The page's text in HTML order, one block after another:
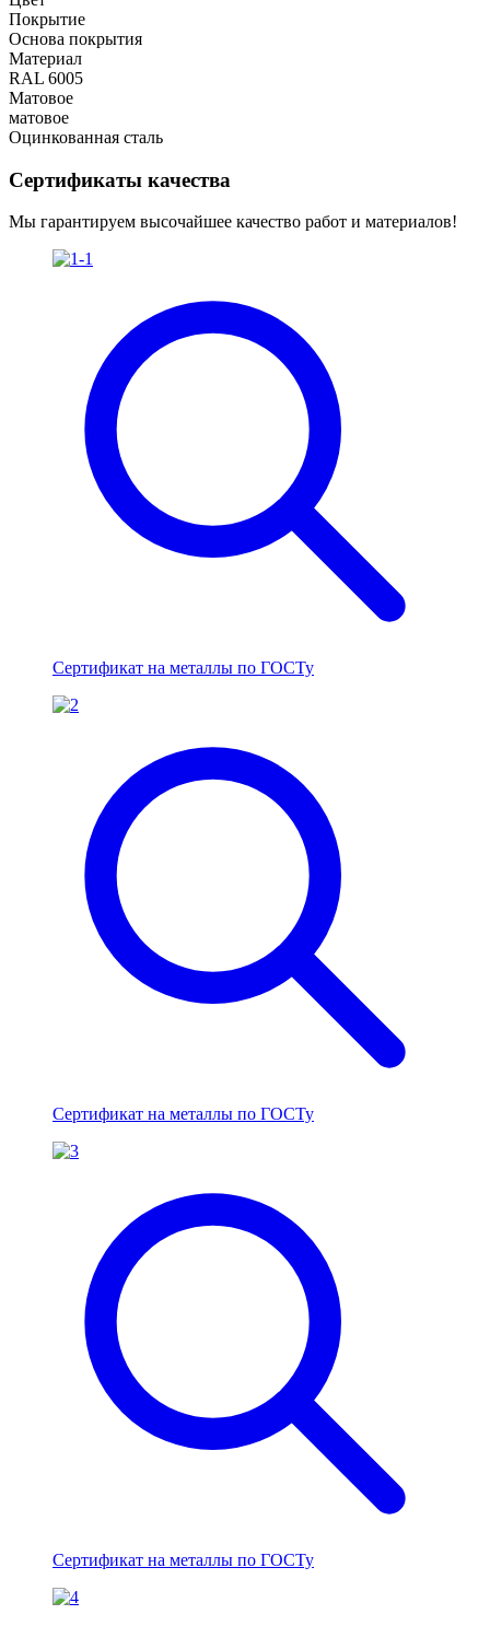
Покрытие
Основа покрытия
Материал
RAL 6005
Матовое
матовое
Оцинкованная сталь
Сертификаты качества
Мы гарантируем высочайшее качество работ и материалов!
Сертификат на металлы по ГОСТу
Сертификат на металлы по ГОСТу
Сертификат на металлы по ГОСТу